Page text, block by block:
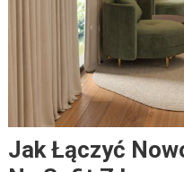
Jak Łączyć